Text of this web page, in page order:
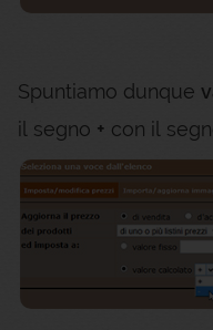
Spuntiamo dunque
il segno + con il